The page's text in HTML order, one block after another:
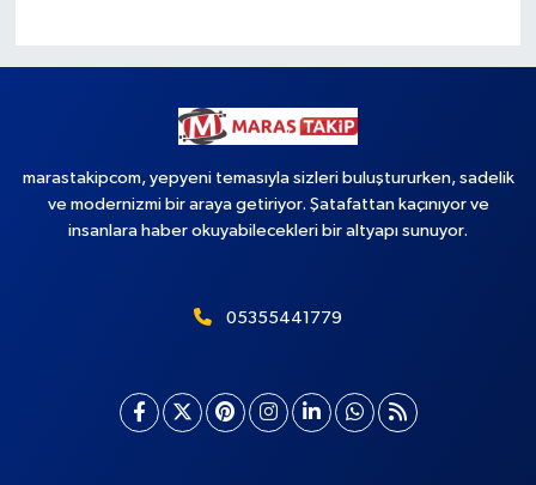
marastakipcom, yepyeni temasıyla sizleri buluştururken, sadelik
ve modernizmi bir araya getiriyor. Şatafattan kaçınıyor ve
insanlara haber okuyabilecekleri bir altyapı sunuyor.
05355441779